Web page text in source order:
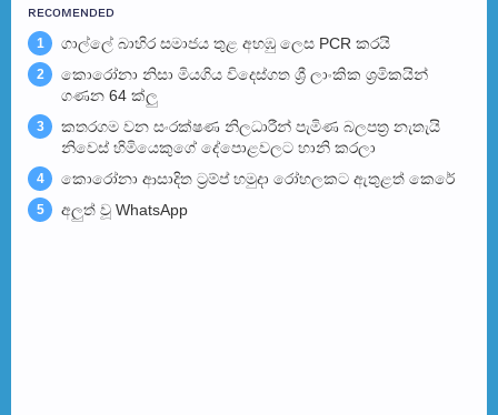
ʀᴇᴄᴏᴍᴇɴᴅᴇᴅ
1 ගාල්ලේ බාහිර සමාජය තුළ අහඹු ලෙස PCR කරයි
2
කොරෝනා නිසා මියගිය විදෙස්ගත ශ්‍රී ලාංකික ශ්‍රමිකයින්
ගණන 64 ක්ලු
3
කතරගම වන සංරක්ෂණ නිලධාරීන් පැමිණ බලපත්‍ර නැතැයි
නිවෙස් හිමියෙකුගේ දේපොළවලට හානි කරලා
4 කොරෝනා ආසාදිත ට්‍රම්ප් හමුදා රෝහලකට ඇතුළත් කෙරේ
5 අලුත් වූ WhatsApp